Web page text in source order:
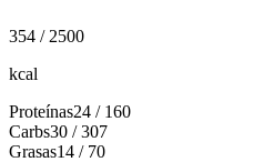
354 / 2500
kcal
Proteínas24 / 160
Carbs30 / 307
Grasas14 / 70